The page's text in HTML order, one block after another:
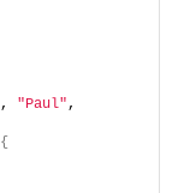
, "Paul"
{